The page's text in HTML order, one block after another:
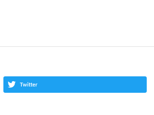
Twitter